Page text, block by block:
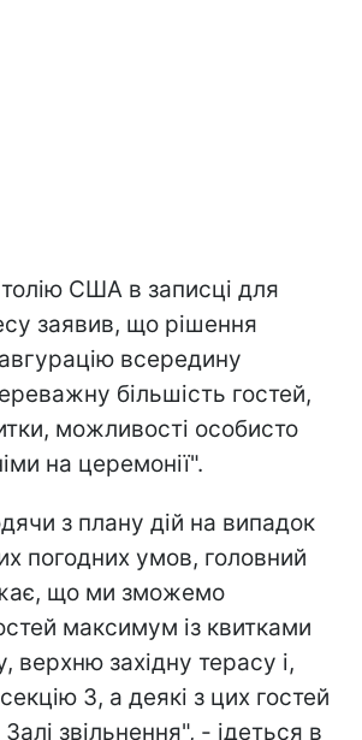
США в записці для
заявив, що рішення
всередину
більшість гостей,
можливості особисто
на церемонії".
з плану дій на випадок
погодних умов, головний
що ми зможемо
максимум із квитками
верхню західну терасу і,
3, а деякі з цих гостей
звільнення", - ідеться в